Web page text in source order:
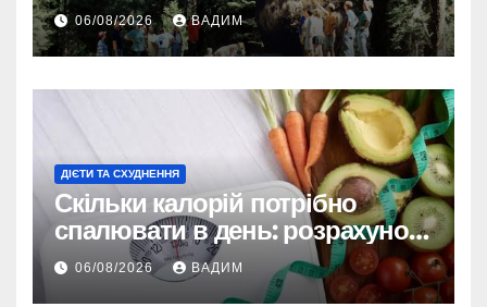
06/08/2026 ВАДИМ
ДІЄТИ ТА СХУДНЕННЯ
Скільки калорій потрібно
спалювати в день: розрахунок
TDEE і безпечні норми
06/08/2026 ВАДИМ